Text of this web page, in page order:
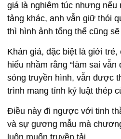
giá là nghiêm túc nhưng nếu
tảng khác, anh vẫn giữ thói
thì hình ảnh tổng thể cũng
Khán giả, đặc biệt là giới
hiểu nhầm rằng “làm sai
sóng truyền hình, vẫn được
trình mang tính kỷ luật thép
Điều này đi ngược với tinh
và sự gương mẫu mà